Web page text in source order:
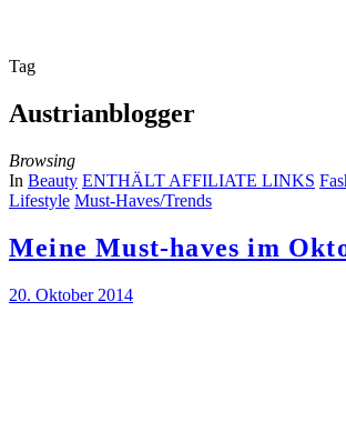
Tag
Austrianblogger
Browsing
In Beauty ENTHÄLT AFFILIATE LINKS
Lifestyle Must-Haves/Trends
Meine Must-haves im
20. Oktober 2014